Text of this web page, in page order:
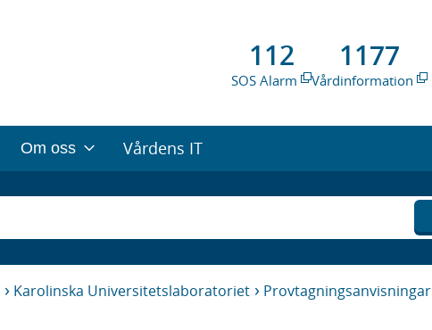
112
SOS Alarm
1177
Vårdinformation
Om oss Vårdens IT
Karolinska Universitetslaboratoriet Provtagningsanvisningar